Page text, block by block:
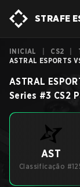
STRAFE
INICIAL CS2
ASTRAL ESPORTS
ASTRAL
Series #3 CS2
AST
Classificação